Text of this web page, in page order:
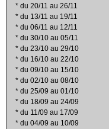
* du 20/11 au 26/11
* du 13/11 au 19/11
* du 06/11 au 12/11
* du 30/10 au 05/11
* du 23/10 au 29/10
* du 16/10 au 22/10
* du 09/10 au 15/10
* du 02/10 au 08/10
* du 25/09 au 01/10
* du 18/09 au 24/09
* du 11/09 au 17/09
* du 04/09 au 10/09